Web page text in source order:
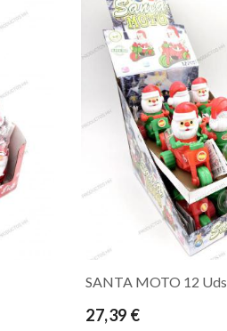
SANTA MOTO 12 Uds
27,39 €